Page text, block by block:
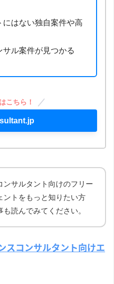
はない独自案件や高
ル案件が見つかる
こちら！
ンサルタント向けのフリー
ントをもっと知りたい方
読んでみてください。
スコンサルタント向けエ